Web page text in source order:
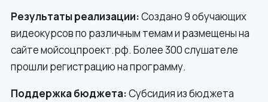
Результаты реализации:Создано 9 обучающих
видеокурсов по различным темам и размещены на
сайте мойсоцпроект.рф. Более 300 слушателе
прошли регистрацию на программу.
Поддержка бюджета:Субсидия из бюджета